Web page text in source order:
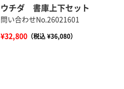
ウチダ 書庫上下セット
問い合わせNo.26021601
¥32,800（税込 ¥36,080）